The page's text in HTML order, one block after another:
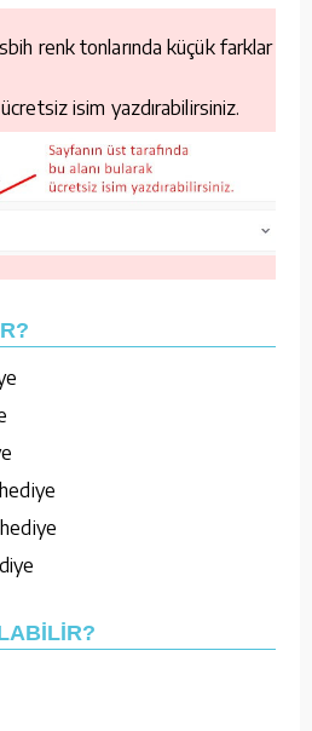
renk tonlarında küçük farklar
isim yazdırabilirsiniz.